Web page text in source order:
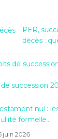
PER,
décès :
succession
nul :
formelle…
juin 2026